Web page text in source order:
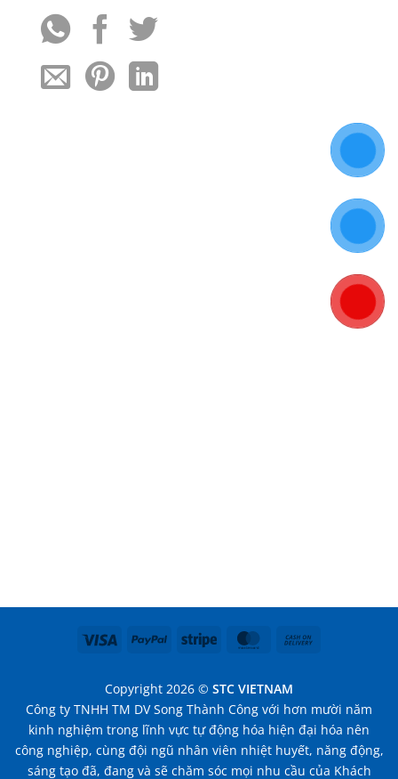
Visa PayPal Stripe MasterCard
Copyright 2026 © STC VIETNAM
Công ty TNHH TM DV Song Thành Công với hơn mười năm
kinh nghiệm trong lĩnh vực tự động hóa hiện đại hóa nên
công nghiệp, cùng đội ngũ nhân viên nhiệt huyết, năng động,
sáng tạo đã, đang và sẽ chăm sóc mọi nhu cầu của Khách